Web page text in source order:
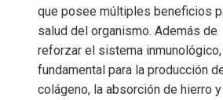
que posee múltiples beneficios
salud del organismo. Además de
reforzar el sistema
fundamental para la producción
colágeno, la absorción de hierro